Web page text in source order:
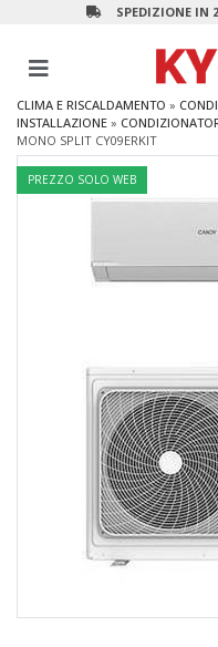
SPEDIZIONE IN
CLIMA E RISCALDAMENTO »
INSTALLAZIONE »
MONO SPLIT CY09ERKIT
PREZZO SOLO WEB